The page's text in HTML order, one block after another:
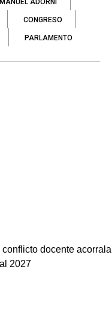
MANUEL ADORNI
CONGRESO
PARLAMENTO